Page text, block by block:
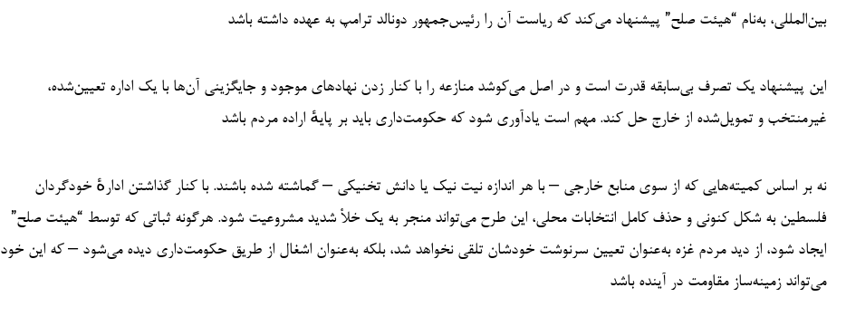
بین‌المللی، به‌نام “هیئت صلح” پیشنهاد می‌کند که ریاست آن را رئیس‌جمهور دونالد ترامپ به عهده داشته باشد
این پیشنهاد یک تصرف بی‌سابقه قدرت است و در اصل می‌کوشد منازعه را با کنار زدن نهادهای موجود و جایگزینی آن‌ها با یک اداره تعیین‌شده،
غیرمنتخب و تمویل‌شده از خارج حل کند. مهم است یادآوری شود که حکومت‌داری باید بر پایهٔ اراده مردم باشد
نه بر اساس کمیته‌هایی که از سوی منابع خارجی – با هر اندازه نیت نیک یا دانش تخنیکی – گماشته شده باشند. با کنار گذاشتن ادارهٔ خودگردان
فلسطین به شکل کنونی و حذف کامل انتخابات محلی، این طرح می‌تواند منجر به یک خلأ شدید مشروعیت شود. هرگونه ثباتی که توسط “هیئت صلح”
ایجاد شود، از دید مردم غزه به‌عنوان تعیین سرنوشت خودشان تلقی نخواهد شد، بلکه به‌عنوان اشغال از طریق حکومت‌داری دیده می‌شود – که این خود
می‌تواند زمینه‌ساز مقاومت در آینده باشد